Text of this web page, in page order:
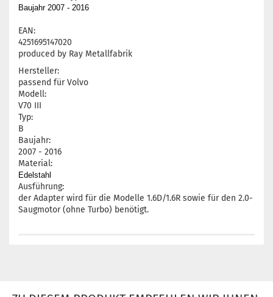
Baujahr 2007 - 2016
EAN:
4251695147020
produced by Ray Metallfabrik
Hersteller:
passend für Volvo
Modell:
V70 III
Typ:
B
Baujahr:
2007 - 2016
Material:
Edelstahl
Ausführung:
der Adapter wird für die Modelle 1.6D/1.6R sowie für den 2.0-
Saugmotor (ohne Turbo) benötigt.